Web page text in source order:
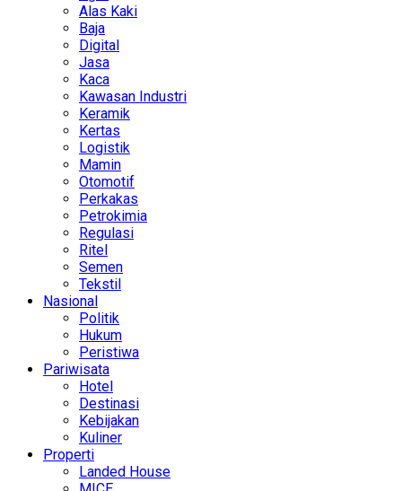
Alas Kaki
Baja
Digital
Jasa
Kaca
Kawasan Industri
Keramik
Kertas
Logistik
Mamin
Otomotif
Perkakas
Petrokimia
Regulasi
Ritel
Semen
Tekstil
Nasional
Politik
Hukum
Peristiwa
Pariwisata
Hotel
Destinasi
Kebijakan
Kuliner
Properti
Landed House